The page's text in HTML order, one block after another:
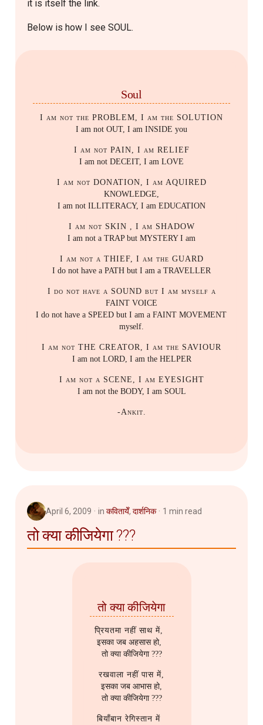
it is itself the link.
Below is how I see SOUL.
Soul
I am not the PROBLEM, I am the SOLUTION
I am not OUT, I am INSIDE you
I am not PAIN, I am RELIEF
I am not DECEIT, I am LOVE
I am not DONATION, I am AQUIRED
KNOWLEDGE,
I am not ILLITERACY, I am EDUCATION
I am not SKIN , I am SHADOW
I am not a TRAP but MYSTERY I am
I am not a THIEF, I am the GUARD
I do not have a PATH but I am a TRAVELLER
I do not have a SOUND but I am myself a
FAINT VOICE
I do not have a SPEED but I am a FAINT MOVEMENT
myself.
I am not THE CREATOR, I am the SAVIOUR
I am not LORD, I am the HELPER
I am not a SCENE, I am EYESIGHT
I am not the BODY, I am SOUL
-Ankit.
April 6, 2009 in कवितायेँ, दार्शनिक 1 min read
तो क्या कीजियेगा ???
तो क्या कीजियेगा
प्रियतमा नहीं साथ में,
इसका जब अहसास हो,
तो क्या कीजियेगा ???
रखवाला नहीं पास में,
इसका जब आभास हो,
तो क्या कीजियेगा ???
बियाँबान रेगिस्तान में